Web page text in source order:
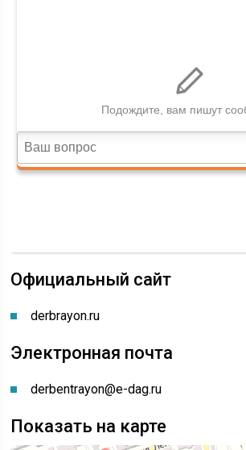
Официальный сайт
derbrayon.ru
Электронная почта
derbentrayon@e-dag.ru
Показать на карте